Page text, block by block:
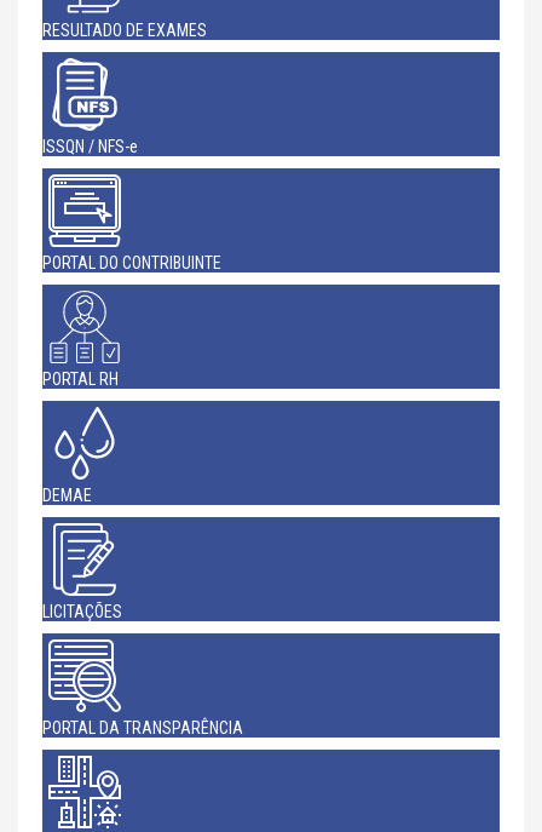
RESULTADO DE EXAMES
ISSQN / NFS-e
PORTAL DO CONTRIBUINTE
PORTAL RH
DEMAE
LICITAÇÕES
PORTAL DA TRANSPARÊNCIA